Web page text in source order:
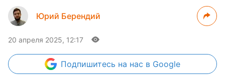
Юрий Берендий
20 апреля 2025, 12:17
Подпишитесь на нас в Google